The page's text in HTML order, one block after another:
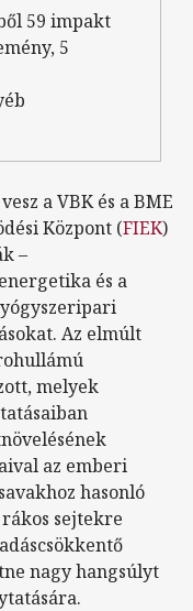
59 impakt
5
a VBK és a BME
Központ (FIEK)
–
és a
Az elmúlt
melyek
az emberi
hasonló
sejtekre
nagy hangsúlyt